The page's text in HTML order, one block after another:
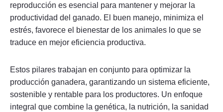
reproducción es esencial para mantener y mejorar la
productividad del ganado. El buen manejo, minimiza el
estrés, favorece el bienestar de los animales lo que se
traduce en mejor eficiencia productiva.
Estos pilares trabajan en conjunto para optimizar la
producción ganadera, garantizando un sistema eficiente,
sostenible y rentable para los productores. Un enfoque
integral que combine la genética, la nutrición, la sanidad